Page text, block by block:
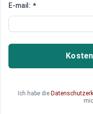
Erinnerung an Brüning 1930
Aus der
gelernt: Der
für
Am Mittwoch
Griechenland ab.
Regierung
E-mail: *
Ich habe die